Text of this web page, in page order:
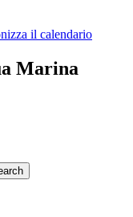
il calendario
Marina